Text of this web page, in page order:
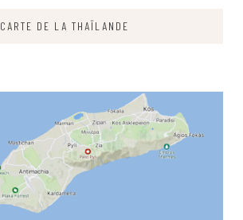
CARTE DE LA THAÏLANDE